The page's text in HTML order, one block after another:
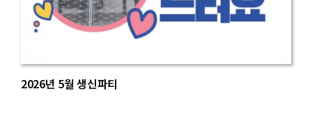
2026년 5월 생신파티